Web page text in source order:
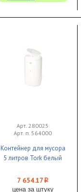
Арт. 280025
Арт. п. 564000
Контейнер для мусора
5 литров Tork белый
7 654.17 i
цена за штуку